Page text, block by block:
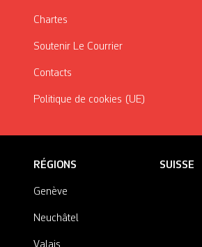
Chartes
Soutenir Le Courrier
Contacts
Politique de cookies (UE)
RÉGIONS
Genève
Neuchâtel
SUISSE